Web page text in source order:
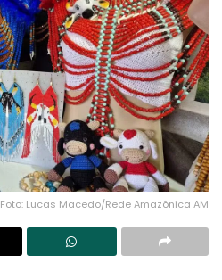
Foto: Lucas Macedo/Rede Amazônica AM